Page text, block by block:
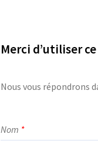
Merci d’utiliser
Nous vous répondrons
Nom *